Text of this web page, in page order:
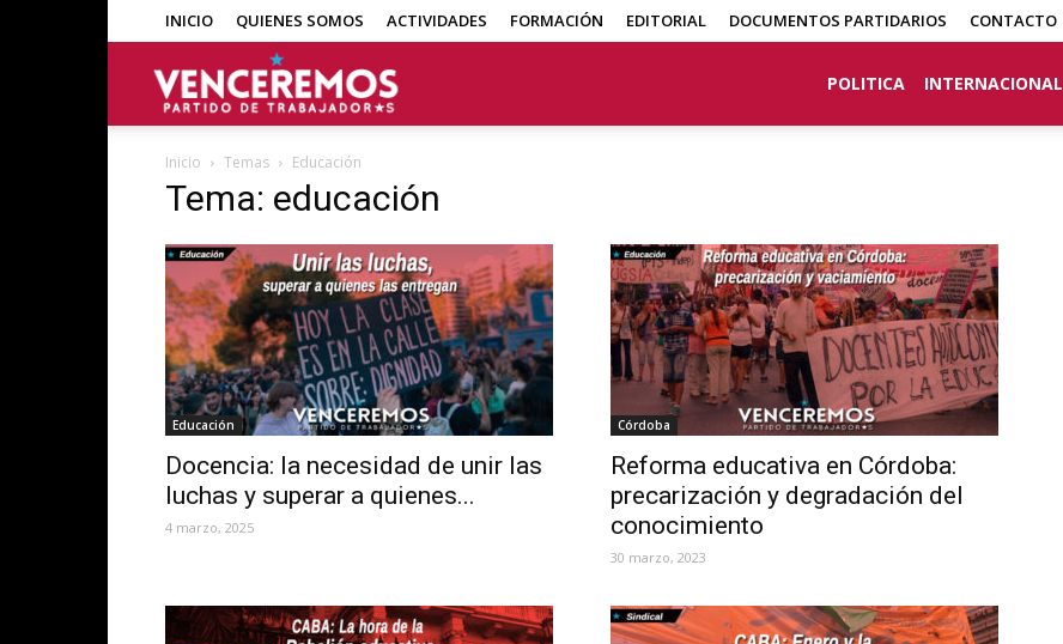
INICIO QUIENES SOMOS ACTIVIDADES FORMACIÓN EDITORIAL DOCUMENTOS PARTIDARIOS CONTACTO
POLITICA INTERNACIONAL
Inicio Temas Educación
Tema: educación
Educación
Docencia: la necesidad de unir las
luchas y superar a quienes...
4 marzo, 2025
Córdoba
Reforma educativa en Córdoba:
precarización y degradación del
conocimiento
30 marzo, 2023